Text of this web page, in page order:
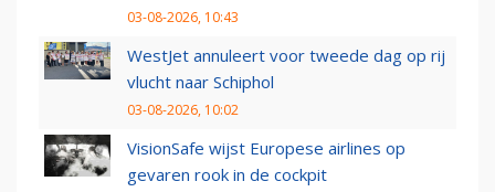
03-08-2026, 10:43
WestJet annuleert voor tweede dag op rij
vlucht naar Schiphol
03-08-2026, 10:02
VisionSafe wijst Europese airlines op
gevaren rook in de cockpit